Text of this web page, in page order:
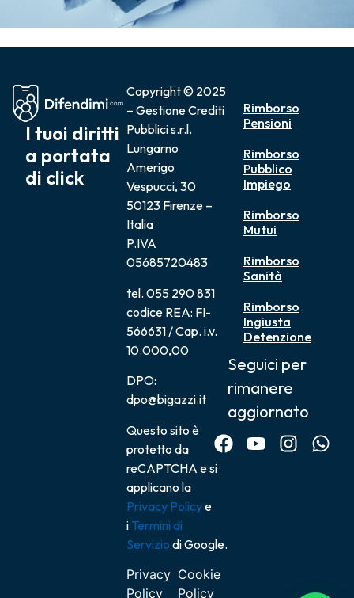
I tuoi diritti
a portata
di click
Copyright © 2025
– Gestione Crediti
Pubblici s.r.l.
Lungarno
Amerigo
Vespucci, 30
50123 Firenze –
Italia
P.IVA
05685720483
tel. 055 290 831
codice REA: FI-
566631 / Cap. i.v.
10.000,00
DPO:
dpo@bigazzi.it
Questo sito è
protetto da
reCAPTCHA e si
applicano la
Privacy Policye
i Termini di
Servizio di Google.
Privacy
Policy
Cookie
Policy
Rimborso
Pensioni
Rimborso
Pubblico
Impiego
Rimborso
Mutui
Rimborso
Sanità
Rimborso
Ingiusta
Detenzione
Seguici per
rimanere
aggiornato